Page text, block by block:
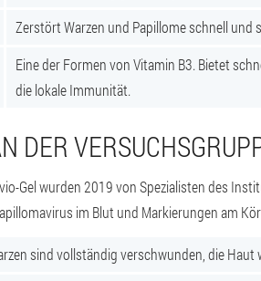
Zerstört Warzen und Papillome schnell
Eine der Formen von Vitamin B3. Bietet
die lokale Immunität.
DER
Gel wurden 2019 von Spezialisten des
im Blut und Markierungen am
sind vollständig verschwunden, die Haut